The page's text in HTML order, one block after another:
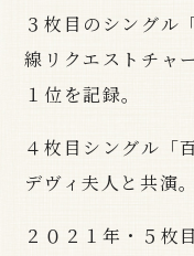
３枚目のシングル
線リクエストチャ
１位を記録。
４枚目シングル
デヴィ夫人と共演。
２０２１年・５枚